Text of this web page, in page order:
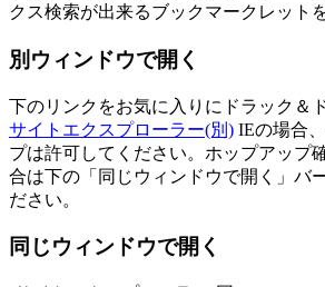
クス検索が出来るブックマークレット
別ウィンドウで開く
下のリンクをお気に入りにドラック＆
サイトエクスプローラー(別) IEの場合
プは許可してください。ホップアップ
合は下の「同じウィンドウで開く」バ
ださい。
同じウィンドウで開く